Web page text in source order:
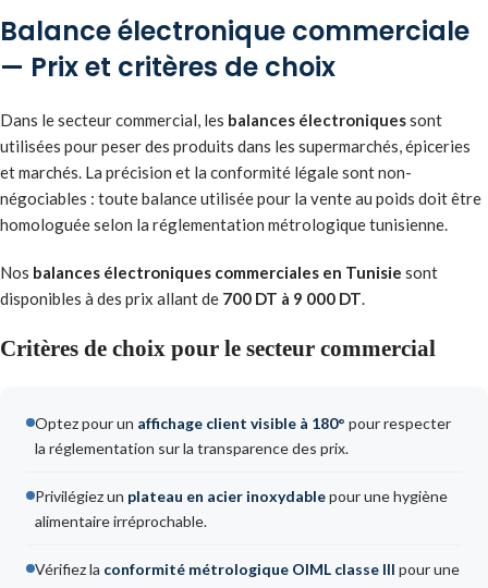
Balance électronique commerciale
— Prix et critères de choix
Dans le secteur commercial, les balances électroniquessont
utilisées pour peser des produits dans les supermarchés, épiceries
et marchés. La précision et la conformité légale sont non-
négociables : toute balance utilisée pour la vente au poids doit être
homologuée selon la réglementation métrologique tunisienne.
Nos balances électroniques commerciales en Tunisie sont
disponibles à des prix allant de 700 DT à 9 000 DT.
Critères de choix pour le secteur commercial
Optez pour un affichage client visible à 180° pour respecter
la réglementation sur la transparence des prix.
Privilégiez un plateau en acier inoxydablepour une hygiène
alimentaire irréprochable.
Vérifiez la conformité métrologique OIML classe III pour une